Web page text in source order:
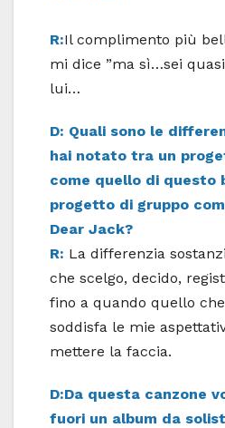
R:Il complimento più
mi dice ”ma sì…sei
lui…
D: Quali sono le
hai notato tra un
come quello di questo
progetto di gruppo
Dear Jack?
R: La differenzia
che scelgo, decido,
fino a quando quello
soddisfa le mie
mettere la faccia.
D:Da questa canzone
fuori un album da